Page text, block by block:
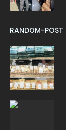
RANDOM-POST